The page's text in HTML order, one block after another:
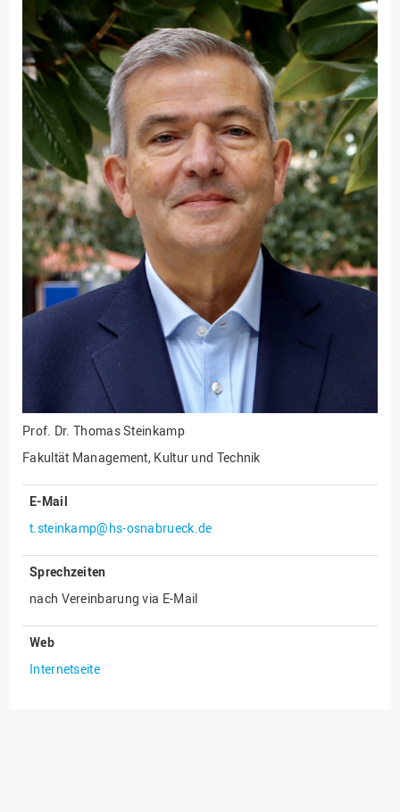
Fakultät
Ingenieurwissenschaften
und Informatik
Fakultät Management,
Kultur und Technik
Fakultät Wirtschafts- und
Sozialwissenschaften
Finanzen
Forschung, Kooperation,
Drittmittel
Gebäude und Technik
Gesellschaftliches
Engagement
Gleichstellungsbüro
Hochschulleitung
Hochschulplanung/-
strategie
Innenrevision
Institut für Musik
IT Service Center
Marketing
LearningCenter
Nachhaltigkeit
Personal
Personalentwicklung
Prof. Dr. Thomas Steinkamp
Fakultät Management, Kultur und Technik
E-Mail
t.steinkamp@hs-osnabrueck.de
Sprechzeiten
nach Vereinbarung via E-Mail
Web
Internetseite